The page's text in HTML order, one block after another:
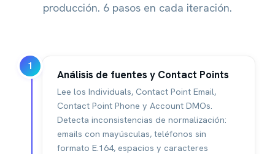
producción. 6 pasos en cada iteración.
1
Análisis de fuentes y Contact Points
Lee los Individuals, Contact Point Email,
Contact Point Phone y Account DMOs.
Detecta inconsistencias de normalización:
emails con mayúsculas, teléfonos sin
formato E.164, espacios y caracteres